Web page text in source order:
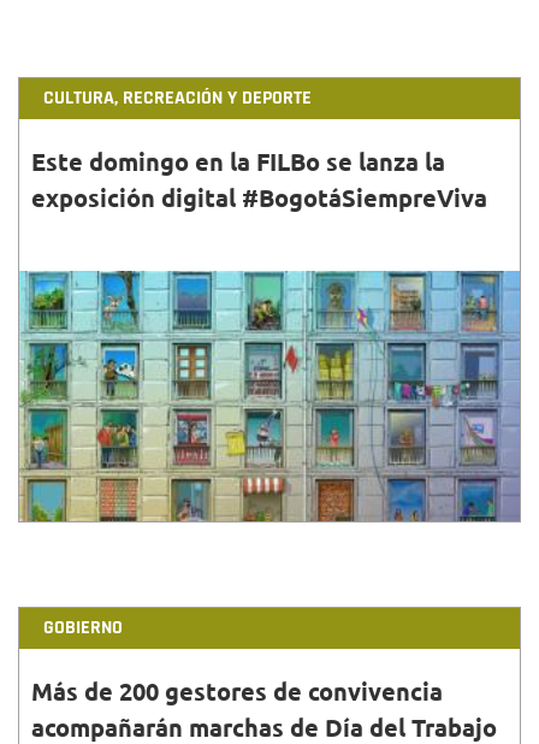
CULTURA, RECREACIÓN Y DEPORTE
Este domingo en la FILBo se lanza la
exposición digital #BogotáSiempreViva
30•ABR•2022
La exposición #BogotáSiempreViva se presentará
este domingo 1 de mayo de 2022 en el Pabellón
‘Leer para la Vida’ de la Alcaldía de Bogotá.
GOBIERNO
Más de 200 gestores de convivencia
acompañarán marchas de Día del Trabajo